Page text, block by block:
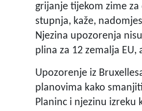
grijanje tijekom zime
stupnja, kaže,
Njezina upozorenja
plina za 12 zemalja
Upozorenje iz
planovima kako
Planinc i njezinu izreku